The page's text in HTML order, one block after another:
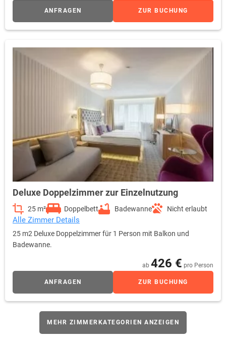
ANFRAGEN ZUR BUCHUNG
Deluxe Doppelzimmer zur Einzelnutzung
25 m² Doppelbett Badewanne Nicht erlaubt
Alle Zimmer Details
25 m2 Deluxe Doppelzimmer für 1 Person mit Balkon und
Badewanne.
ab 426 € pro Person
ANFRAGEN ZUR BUCHUNG
MEHR ZIMMERKATEGORIEN ANZEIGEN